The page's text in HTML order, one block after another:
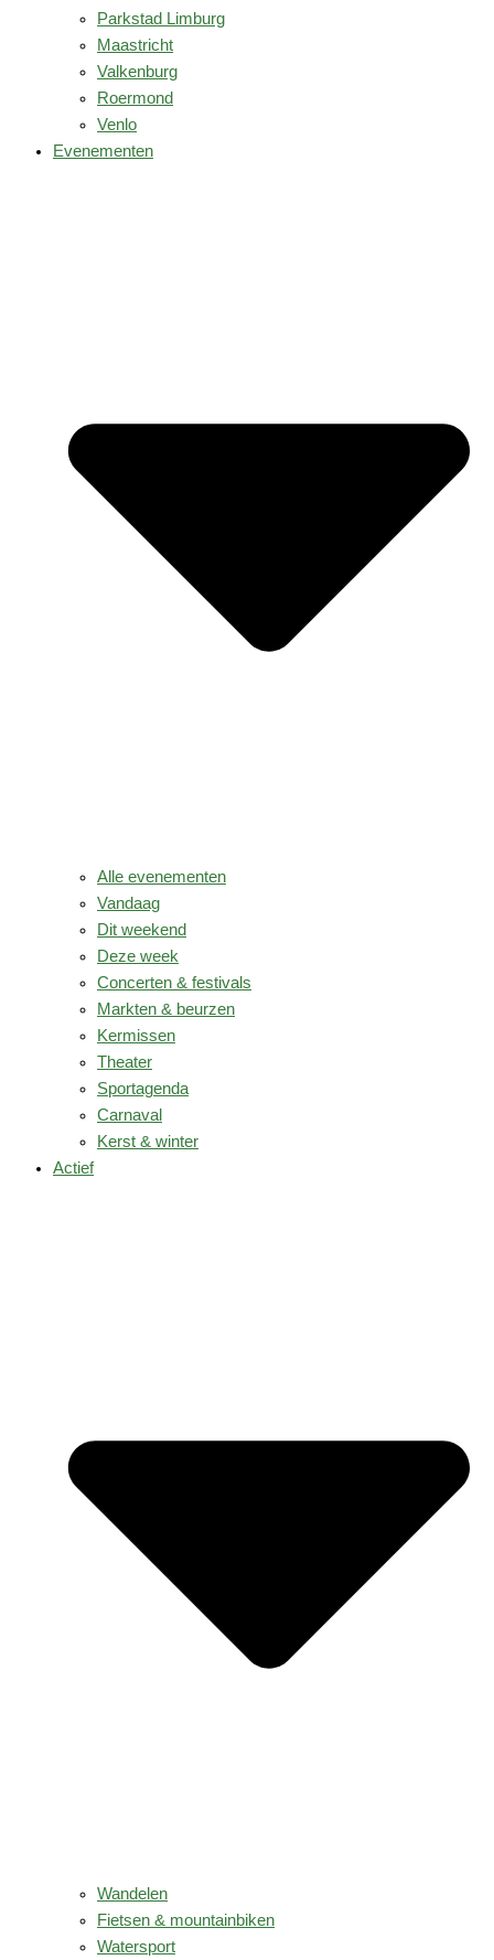
Parkstad Limburg
Maastricht
Valkenburg
Roermond
Venlo
Evenementen
Alle evenementen
Vandaag
Dit weekend
Deze week
Concerten & festivals
Markten & beurzen
Kermissen
Theater
Sportagenda
Carnaval
Kerst & winter
Actief
Wandelen
Fietsen & mountainbiken
Watersport